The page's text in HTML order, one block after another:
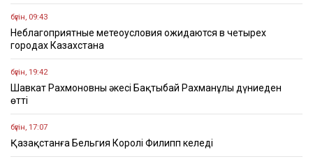
бүгін, 09:43
Неблагоприятные метеоусловия ожидаются в четырех
городах Казахстана
бүгін, 19:42
Шавкат Рахмоновның әкесі Бақтыбай Рахманұлы дүниеден
өтті
бүгін, 17:07
Қазақстанға Бельгия Королі Филипп келеді